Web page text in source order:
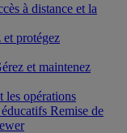
à distance et la
protégez
et maintenez
les opérations
Remise de